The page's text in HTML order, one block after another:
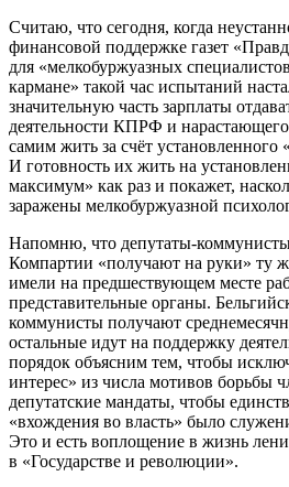
Считаю, что сегодня, когда
финансовой поддержке газет
для «мелкобуржуазных
кармане» такой час испытаний
значительную часть зарплаты
деятельности КПРФ и
самим жить за счёт
И готовность их жить на
максимум» как раз и покажет,
заражены мелкобуржуазной
Напомню, что депутаты-
Компартии «получают на руки» ту
имели на предшествующем месте
представительные органы.
коммунисты получают
остальные идут на поддержку
порядок объясним тем, чтобы
интерес» из числа мотивов борьбы
депутатские мандаты, чтобы
«вхождения во власть» было
Это и есть воплощение в жизнь
в «Государстве и революции».